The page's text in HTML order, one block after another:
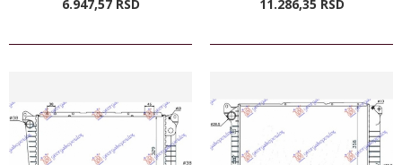
6.947,57 RSD 11.286,35 RSD